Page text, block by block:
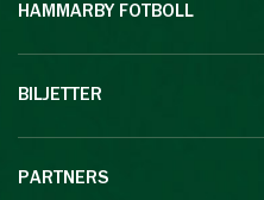
HAMMARBY FOTBOLL
BILJETTER
PARTNERS